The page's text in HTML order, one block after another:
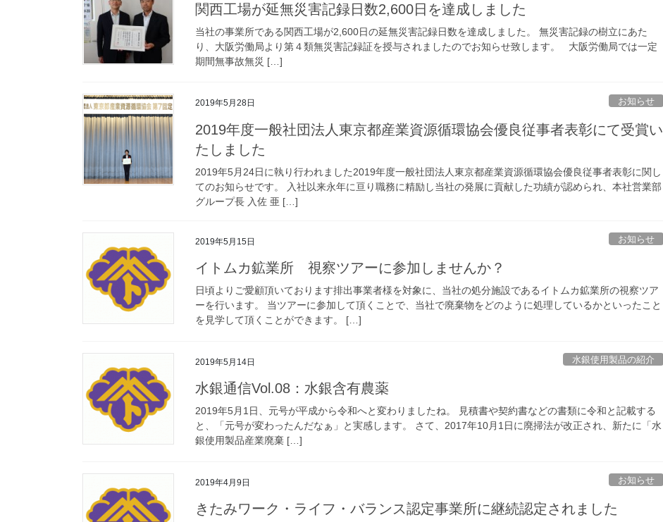
関西工場が延無災害記録日数2,600日を達成しました
当社の事業所である関西工場が2,600日の延無災害記録日数を達成しました。 無災害記録の樹立にあた
り、大阪労働局より第４類無災害記録証を授与されましたのでお知らせ致します。 大阪労働局では一定
期間無事故無災 […]
2019年5月28日 お知らせ
2019年度一般社団法人東京都産業資源循環協会優良従事者表彰にて受賞い
たしました
2019年5月24日に執り行われました2019年度一般社団法人東京都産業資源循環協会優良従事者表彰に関し
てのお知らせです。 入社以来永年に亘り職務に精励し当社の発展に貢献した功績が認められ、本社営業部
グループ長 入佐 亜 […]
2019年5月15日 お知らせ
イトムカ鉱業所 視察ツアーに参加しませんか？
日頃よりご愛顧頂いております排出事業者様を対象に、当社の処分施設であるイトムカ鉱業所の視察ツア
ーを行います。 当ツアーに参加して頂くことで、当社で廃棄物をどのように処理しているかといったこと
を見学して頂くことができます。 […]
2019年5月14日 水銀使用製品の紹介
水銀通信Vol.08：水銀含有農薬
2019年5月1日、元号が平成から令和へと変わりましたね。 見積書や契約書などの書類に令和と記載する
と、「元号が変わったんだなぁ」と実感します。 さて、2017年10月1日に廃掃法が改正され、新たに「水
銀使用製品産業廃棄 […]
2019年4月9日 お知らせ
きたみワーク・ライフ・バランス認定事業所に継続認定されました